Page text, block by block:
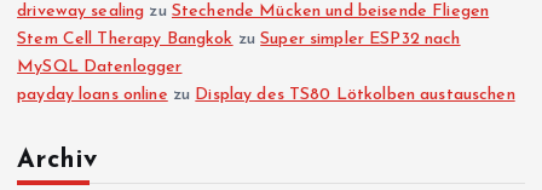
driveway sealing zu Stechende Mücken und beisende Fliegen
Stem Cell Therapy Bangkok zuSuper simpler ESP32 nach
MySQL Datenlogger
payday loans online zu Display des TS80 Lötkolben austauschen
Archiv